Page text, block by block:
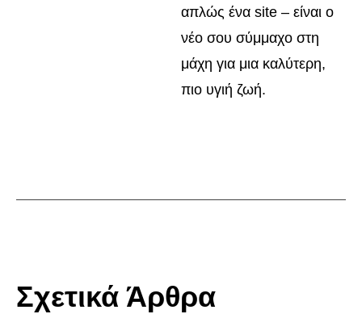
απλώς ένα site – είναι ο
νέο σου σύμμαχο στη
μάχη για μια καλύτερη,
πιο υγιή ζωή.
Σχετικά Άρθρα